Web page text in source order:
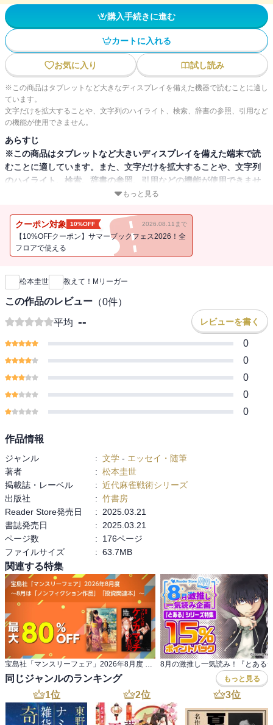
購入手続きに進む
カートに入れる
お気に入り 試し読み
※この商品はタブレットなど大きなディスプレイを備えた機器で読むことに適し
ています。
文字だけを拡大することや、文字列のハイライト、検索、辞書の参照、引用など
の機能が使用できません。
あらすじ
※この商品はタブレットなど大きいディスプレイを備えた端末で読
むことに適しています。また、文字だけを拡大することや、文字列
のハイライト、検索、辞書の参照、引用などの機能が使用できませ
Mリーグ開幕当初から、誰よりも近くで試合を見ていたレポーター
が、選手に直撃！
これを読めば麻雀が、Mリーグが、もっと楽しくなる！
全ページフルカラー、図解、解説つき。
Mリーガーとの対話形式で戦術を学べる戦術パートと、選手の一面を
紹介するエッセイパート、巻末には麻雀用語解説も付属し見る雀専
門の方から上級者まで楽しめる構成になっている。
もっと見る
クーポン対象 10%OFF 2026.08.11まで
【10%OFFクーポン】サマーブックフェス2026！全
フロアで使える
新刊通知
松本圭世 教えて！Mリーガー
この作品のレビュー （0件）
平均 -- レビューを書く
0
0
0
0
0
作品情報
ジャンル : 文学 - エッセイ・随筆
著者
: 松本圭世
掲載誌・レーベル
: 近代麻雀戦術シリーズ
出版社
: 竹書房
Reader Store発売日
:
2025.03.21
書誌発売日
:
2025.03.21
ページ数
:
176ページ
ファイルサイズ
: 63.7MB
関連する特集
宝島社「マンスリーフェア」2026年8月度 ～8月は「ノンフィクション作品」「投資関連本」～
同じジャンルのランキング もっと見る
1位 2位 3位